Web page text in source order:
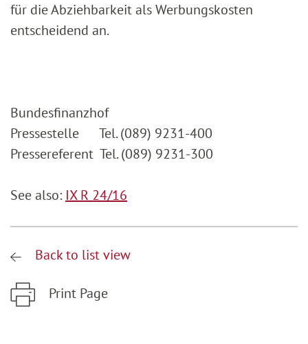
für die Abziehbarkeit als Werbungskosten
entscheidend an.
Bundesfinanzhof
Pressestelle Tel. (089) 9231-400
Pressereferent Tel. (089) 9231-300
See also: IX R 24/16
Back to list view
Print Page